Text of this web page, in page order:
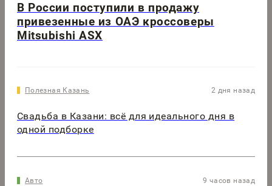
В России поступили в продажу
привезенные из ОАЭ кроссоверы
Mitsubishi ASX
Полезная Казань 2 дня назад
Свадьба в Казани: всё для идеального дня в
одной подборке
Авто 9 часов назад